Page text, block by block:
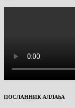
ПОСЛАННИК АЛЛАhА